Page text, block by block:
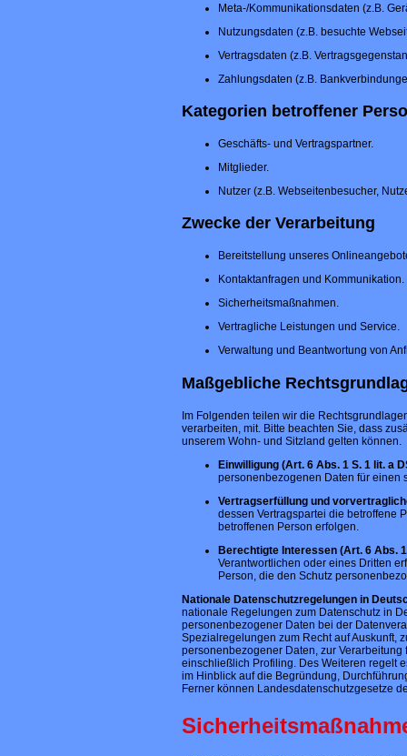
Meta-/Kommunikationsdaten (z.B.
Nutzungsdaten (z.B. besuchte
Vertragsdaten (z.B.
Zahlungsdaten (z.B.
Kategorien betroffener
Geschäfts- und Vertragspartner.
Mitglieder.
Nutzer (z.B. Webseitenbesucher,
Zwecke der Verarbeitung
Bereitstellung unseres
Kontaktanfragen und Kommunikation.
Sicherheitsmaßnahmen.
Vertragliche Leistungen und Service.
Verwaltung und Beantwortung von
Maßgebliche
Im Folgenden teilen wir die
verarbeiten, mit. Bitte beachten Sie, dass
unserem Wohn- und Sitzland gelten können.
Einwilligung (Art. 6 Abs. 1 S. 1 lit. a
personenbezogenen Daten für einen
Vertragserfüllung und
dessen Vertragspartei die betroffene
betroffenen Person erfolgen.
Berechtigte Interessen (Art. 6 Abs. 1
Verantwortlichen oder eines Dritten
Person, die den Schutz
Nationale Datenschutzregelungen in
nationale Regelungen zum Datenschutz in
personenbezogener Daten bei der
Spezialregelungen zum Recht auf Auskunft,
personenbezogener Daten, zur
einschließlich Profiling. Des Weiteren regelt
im Hinblick auf die Begründung,
Ferner können Landesdatenschutzgesetze